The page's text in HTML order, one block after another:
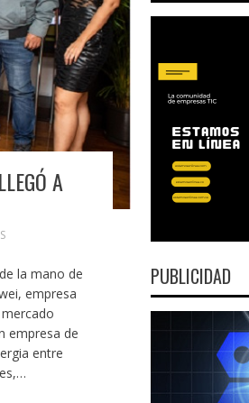
A
la mano de
empresa
empresa de
entre
PUBLICIDAD